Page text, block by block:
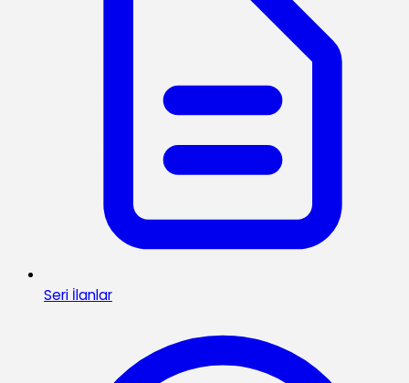
Seri İlanlar